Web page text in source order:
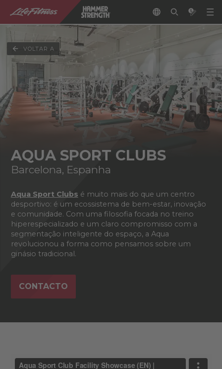
VOLTAR A
AQUA SPORT CLUBS
Barcelona, Espanha
Aqua Sport Clubs é muito mais do que um centro
desportivo: é um ecossistema de bem-estar, inovação
e comunidade. Com uma filosofia focada no treino
hiperespecializado e um claro compromisso com a
segmentação inteligente do espaço, a Aqua
revolucionou a forma como pensamos sobre um
ginásio tradicional.
CONTACTO